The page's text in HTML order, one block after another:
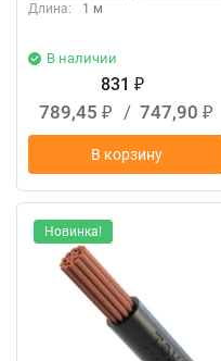
Длина:
1 м
В наличии
831 ₽
789,45 ₽ / 747,90 ₽
В корзину
Новинка!